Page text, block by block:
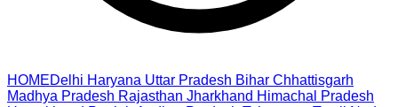
HOMEDelhi Haryana Uttar Pradesh Bihar Chhattisgarh
Madhya Pradesh Rajasthan Jharkhand Himachal Pradesh